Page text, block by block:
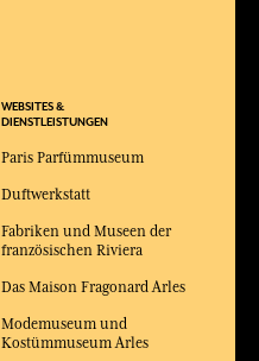
WEBSITES &
DIENSTLEISTUNGEN
Paris Parfümmuseum
Duftwerkstatt
Fabriken und Museen der
französischen Riviera
Das Maison Fragonard Arles
Modemuseum und
Kostümmuseum Arles